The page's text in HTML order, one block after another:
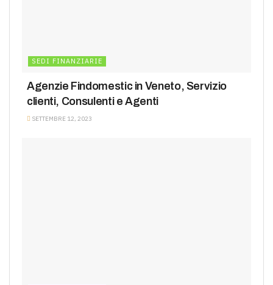
SEDI FINANZIARIE
Agenzie Findomestic in Veneto, Servizio
clienti, Consulenti e Agenti
SETTEMBRE 12, 2023